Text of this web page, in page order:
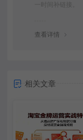
一时间补链接。
查看详情
相关文章